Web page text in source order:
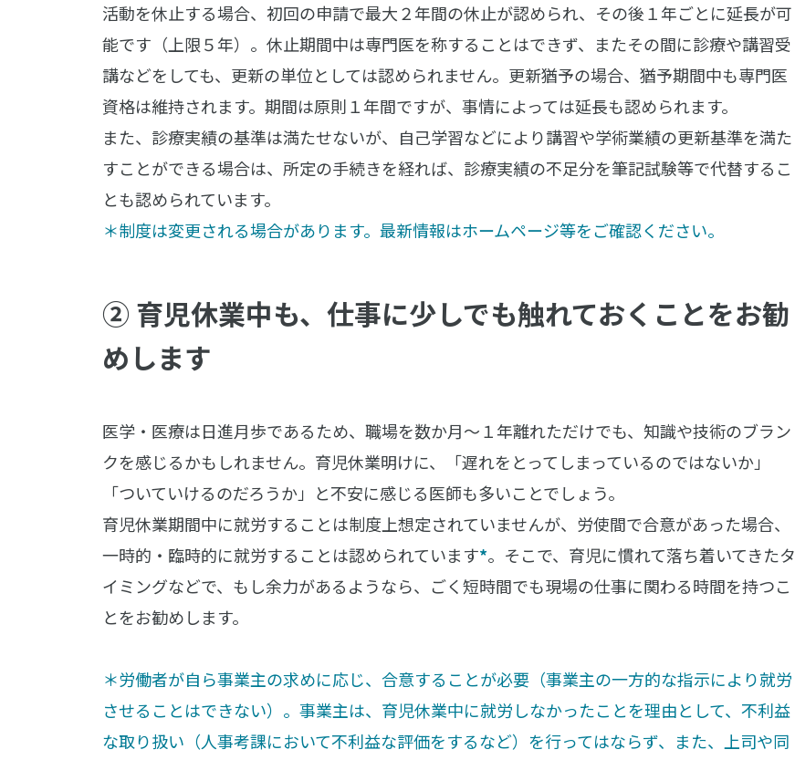
活動を休止する場合、初回の申請で最大２年間の休止が認められ、その後１年ごとに延長が可
能です（上限５年）。休止期間中は専門医を称することはできず、またその間に診療や講習受
講などをしても、更新の単位としては認められません。更新猶予の場合、猶予期間中も専門医
資格は維持されます。期間は原則１年間ですが、事情によっては延長も認められます。
また、診療実績の基準は満たせないが、自己学習などにより講習や学術業績の更新基準を満た
すことができる場合は、所定の手続きを経れば、診療実績の不足分を筆記試験等で代替するこ
とも認められています。
＊制度は変更される場合があります。最新情報はホームページ等をご確認ください。
② 育児休業中も、仕事に少しでも触れておくことをお勧
めします
医学・医療は日進月歩であるため、職場を数か月～１年離れただけでも、知識や技術のブラン
クを感じるかもしれません。育児休業明けに、「遅れをとってしまっているのではないか」
「ついていけるのだろうか」と不安に感じる医師も多いことでしょう。
育児休業期間中に就労することは制度上想定されていませんが、労使間で合意があった場合、
一時的・臨時的に就労することは認められています*。そこで、育児に慣れて落ち着いてきたタ
イミングなどで、もし余力があるようなら、ごく短時間でも現場の仕事に関わる時間を持つこ
とをお勧めします。
＊労働者が自ら事業主の求めに応じ、合意することが必要（事業主の一方的な指示により就労
させることはできない）。事業主は、育児休業中に就労しなかったことを理由として、不利益
な取り扱い（人事考課において不利益な評価をするなど）を行ってはならず、また、上司や同